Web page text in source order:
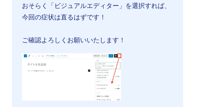
おそらく「ビジュアルエディター」を選択すれば、
今回の症状は直るはずです！
ご確認よろしくお願いいたします！